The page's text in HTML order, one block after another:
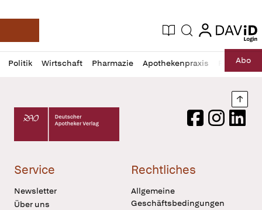
Deutsche Apotheker Zeitung
Aktuelle Ausgabe
Suche login
login
Politik Wirtschaft Pharmazie Apothekenpraxis RechtAbo
Profil
öffnen
Daz
Pur
Deutscher Apotheker Verlag Logo
FacebookInstagram
Service
Newsletter
Über uns
Rechtliches
Allgemeine
Geschäftsbedingungen